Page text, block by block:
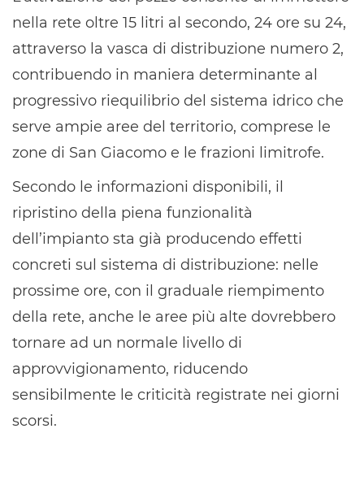
nella rete oltre 15 litri al secondo, 24 ore su 24,
attraverso la vasca di distribuzione numero 2,
contribuendo in maniera determinante al
progressivo riequilibrio del sistema idrico che
serve ampie aree del territorio, comprese le
zone di San Giacomo e le frazioni limitrofe.
Secondo le informazioni disponibili, il
ripristino della piena funzionalità
dell’impianto sta già producendo effetti
concreti sul sistema di distribuzione: nelle
prossime ore, con il graduale riempimento
della rete, anche le aree più alte dovrebbero
tornare ad un normale livello di
approvvigionamento, riducendo
sensibilmente le criticità registrate nei giorni
scorsi.